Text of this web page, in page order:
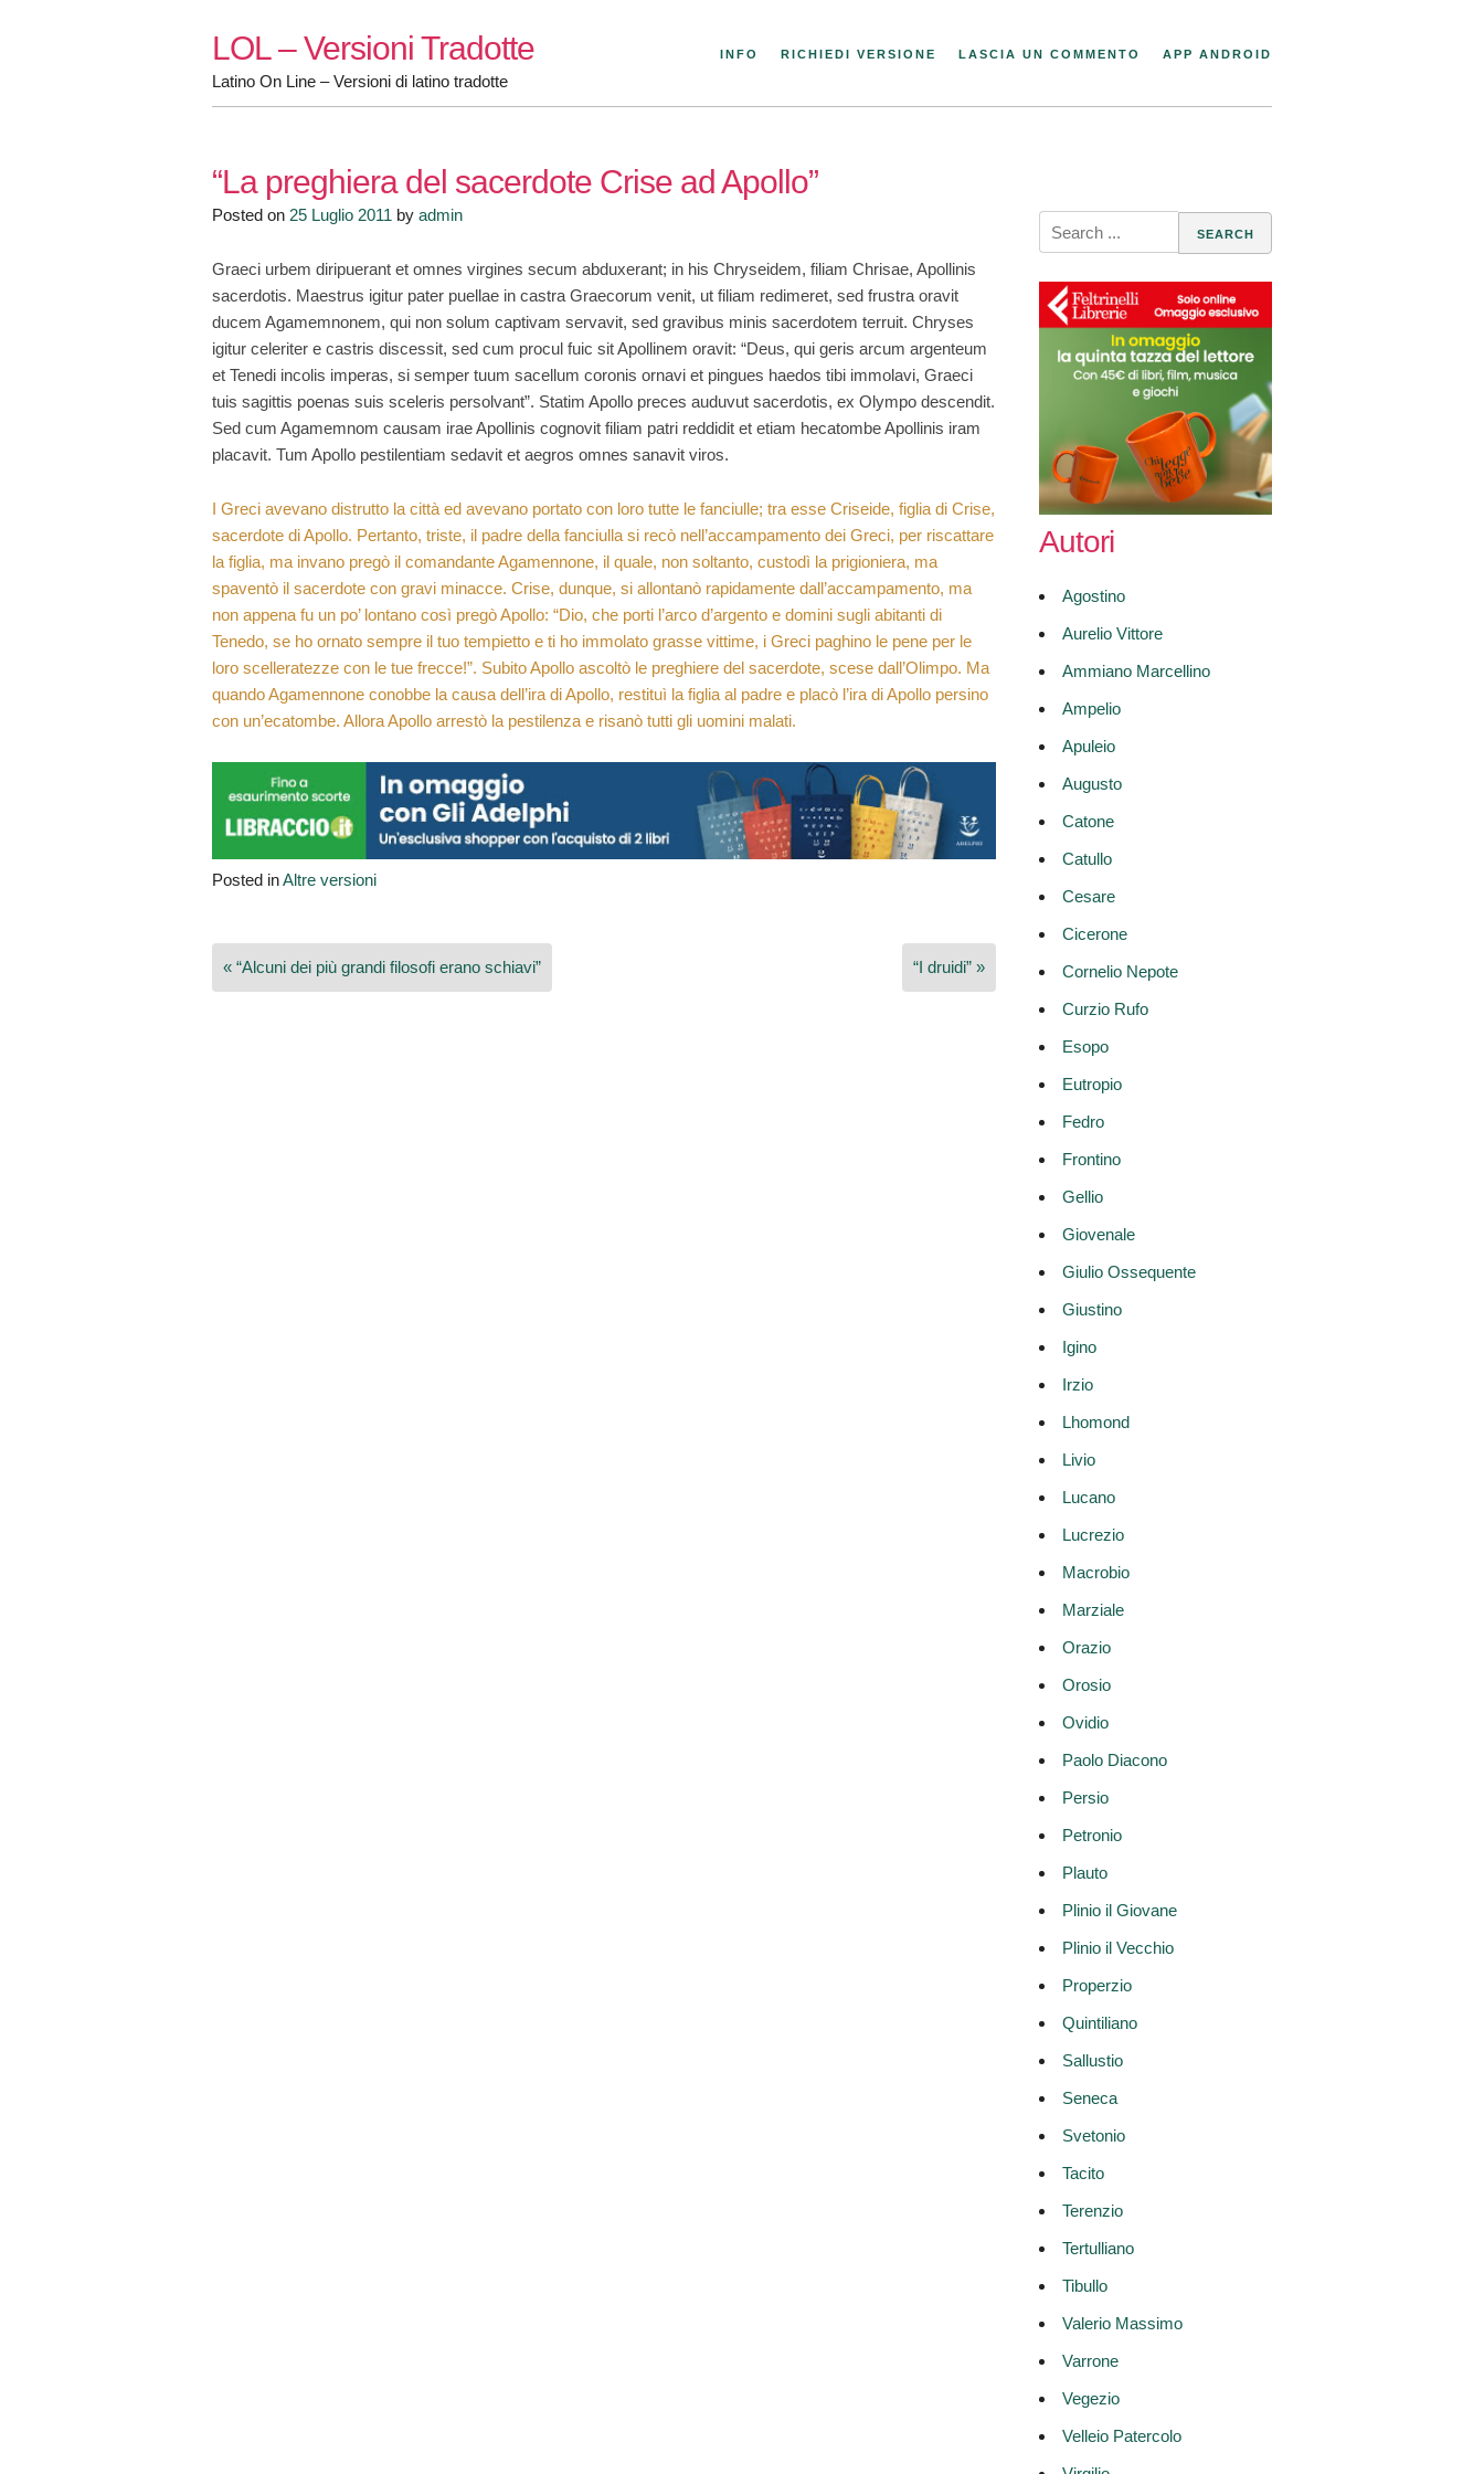
LOL – Versioni Tradotte
Latino On Line – Versioni di latino tradotte
INFO RICHIEDI VERSIONE LASCIA UN COMMENTO APP ANDROID
“La preghiera del sacerdote Crise ad Apollo”
Posted on 25 Luglio 2011 by admin
Graeci urbem diripuerant et omnes virgines secum abduxerant; in his Chryseidem, filiam Chrisae, Apollinis
sacerdotis. Maestrus igitur pater puellae in castra Graecorum venit, ut filiam redimeret, sed frustra oravit
ducem Agamemnonem, qui non solum captivam servavit, sed gravibus minis sacerdotem terruit. Chryses
igitur celeriter e castris discessit, sed cum procul fuic sit Apollinem oravit: “Deus, qui geris arcum argenteum
et Tenedi incolis imperas, si semper tuum sacellum coronis ornavi et pingues haedos tibi immolavi, Graeci
tuis sagittis poenas suis sceleris persolvant”. Statim Apollo preces auduvut sacerdotis, ex Olympo descendit.
Sed cum Agamemnom causam irae Apollinis cognovit filiam patri reddidit et etiam hecatombe Apollinis iram
placavit. Tum Apollo pestilentiam sedavit et aegros omnes sanavit viros.
I Greci avevano distrutto la città ed avevano portato con loro tutte le fanciulle; tra esse Criseide, figlia di Crise,
sacerdote di Apollo. Pertanto, triste, il padre della fanciulla si recò nell’accampamento dei Greci, per riscattare
la figlia, ma invano pregò il comandante Agamennone, il quale, non soltanto, custodì la prigioniera, ma
spaventò il sacerdote con gravi minacce. Crise, dunque, si allontanò rapidamente dall’accampamento, ma
non appena fu un po’ lontano così pregò Apollo: “Dio, che porti l’arco d’argento e domini sugli abitanti di
Tenedo, se ho ornato sempre il tuo tempietto e ti ho immolato grasse vittime, i Greci paghino le pene per le
loro scelleratezze con le tue frecce!”. Subito Apollo ascoltò le preghiere del sacerdote, scese dall’Olimpo. Ma
quando Agamennone conobbe la causa dell’ira di Apollo, restituì la figlia al padre e placò l’ira di Apollo persino
con un’ecatombe. Allora Apollo arrestò la pestilenza e risanò tutti gli uomini malati.
Posted inAltre versioni
Navigazione
articoli
« “Alcuni dei più grandi filosofi erano schiavi” “I druidi” »
Search
for:
Autori
Agostino
Aurelio Vittore
Ammiano Marcellino
Ampelio
Apuleio
Augusto
Catone
Catullo
Cesare
Cicerone
Cornelio Nepote
Curzio Rufo
Esopo
Eutropio
Fedro
Frontino
Gellio
Giovenale
Giulio Ossequente
Giustino
Igino
Irzio
Lhomond
Livio
Lucano
Lucrezio
Macrobio
Marziale
Orazio
Orosio
Ovidio
Paolo Diacono
Persio
Petronio
Plauto
Plinio il Giovane
Plinio il Vecchio
Properzio
Quintiliano
Sallustio
Seneca
Svetonio
Tacito
Terenzio
Tertulliano
Tibullo
Valerio Massimo
Varrone
Vegezio
Velleio Patercolo